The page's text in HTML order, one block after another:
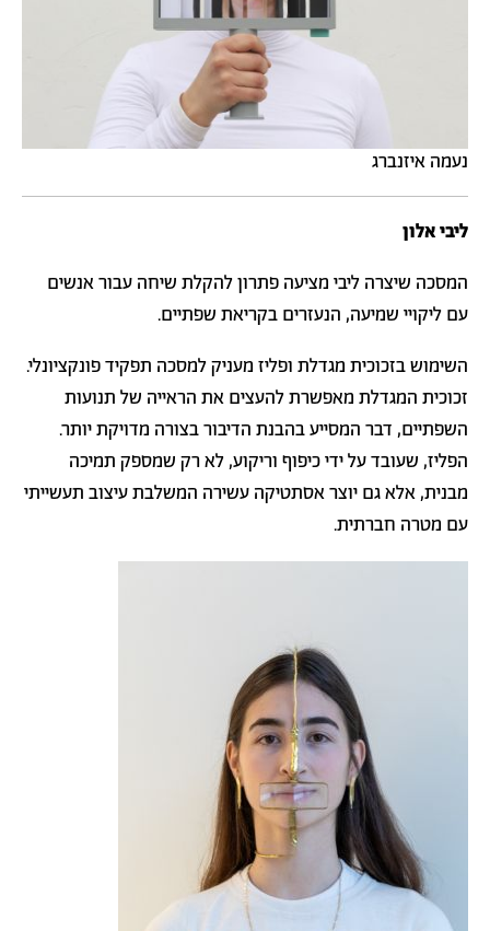
נעמה איזנברג
ליבי אלון
המסכה שיצרה ליבי מציעה פתרון להקלת שיחה עבור אנשים
עם ליקויי שמיעה, הנעזרים בקריאת שפתיים.
השימוש בזכוכית מגדלת ופליז מעניק למסכה תפקיד פונקציונלי.
זכוכית המגדלת מאפשרת להעצים את הראייה של תנועות
השפתיים, דבר המסייע בהבנת הדיבור בצורה מדויקת יותר.
הפליז, שעובד על ידי כיפוף וריקוע, לא רק שמספק תמיכה
מבנית, אלא גם יוצר אסתטיקה עשירה המשלבת עיצוב תעשייתי
עם מטרה חברתית.